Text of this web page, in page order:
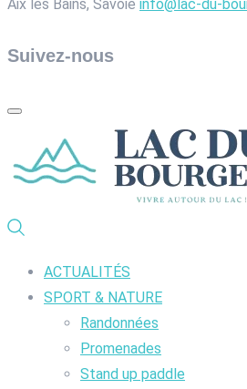
Aix les Bains, Savoie info@lac-du-
Suivez-nous
ACTUALITÉS
SPORT & NATURE
Randonnées
Promenades
Stand up paddle